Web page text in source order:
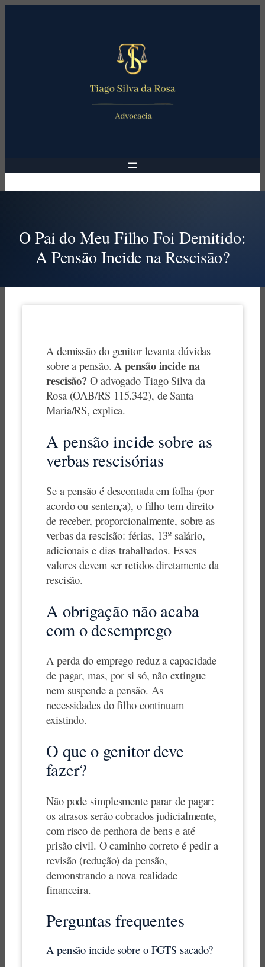
O Pai do Meu Filho Foi Demitido:
A Pensão Incide na Rescisão?
A demissão do genitor levanta dúvidas
sobre a pensão. A pensão incide na
rescisão? O advogado Tiago Silva da
Rosa (OAB/RS 115.342), de Santa
Maria/RS, explica.
A pensão incide sobre as
verbas rescisórias
Se a pensão é descontada em folha (por
acordo ou sentença), o filho tem direito
de receber, proporcionalmente, sobre as
verbas da rescisão: férias, 13º salário,
adicionais e dias trabalhados. Esses
valores devem ser retidos diretamente da
rescisão.
A obrigação não acaba
com o desemprego
A perda do emprego reduz a capacidade
de pagar, mas, por si só, não extingue
nem suspende a pensão. As
necessidades do filho continuam
existindo.
O que o genitor deve
fazer?
Não pode simplesmente parar de pagar:
os atrasos serão cobrados judicialmente,
com risco de penhora de bens e até
prisão civil. O caminho correto é pedir a
revisão (redução) da pensão,
demonstrando a nova realidade
financeira.
Perguntas frequentes
A pensão incide sobre o FGTS sacado?